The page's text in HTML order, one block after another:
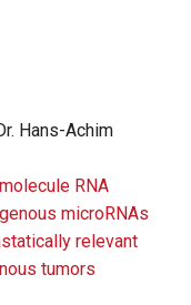
Hans-Achim
RNA
microRNAs
relevant
tumors